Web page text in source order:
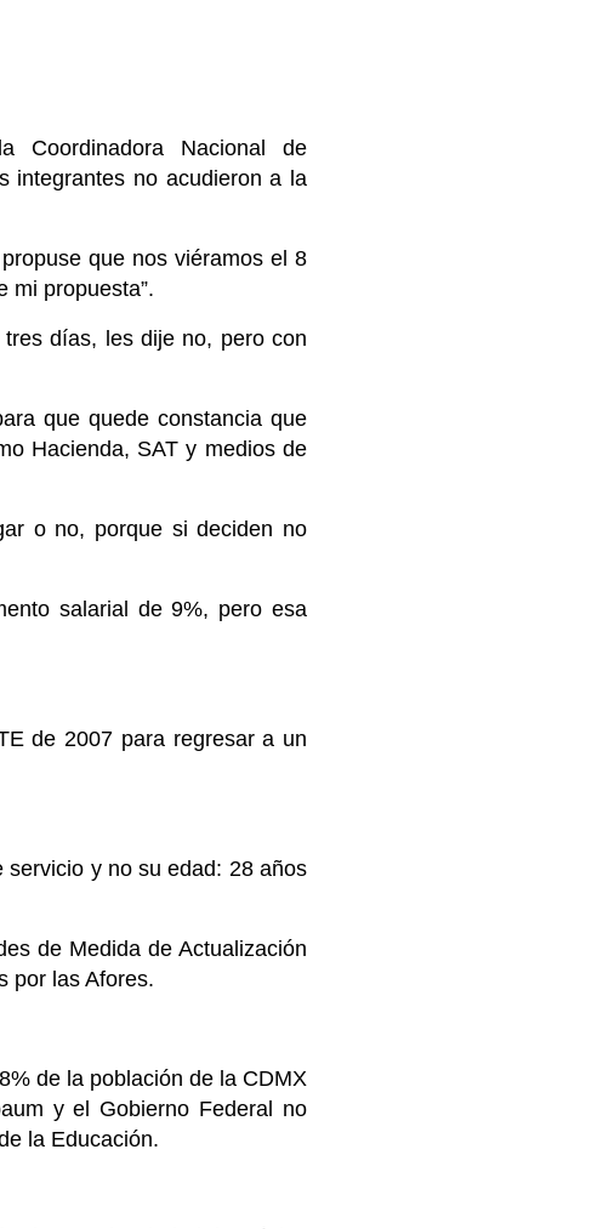
Coordinadora Nacional de
integrantes no acudieron a la
que nos viéramos el 8
mi propuesta”.
días, les dije no, pero con
que quede constancia que
Hacienda, SAT y medios de
o no, porque si deciden no
salarial de 9%, pero esa
de 2007 para regresar a un
servicio y no su edad: 28 años
de Medida de Actualización
por las Afores.
de la población de la CDMX
y el Gobierno Federal no
la Educación.